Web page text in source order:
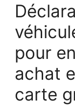
pour
achat
carte